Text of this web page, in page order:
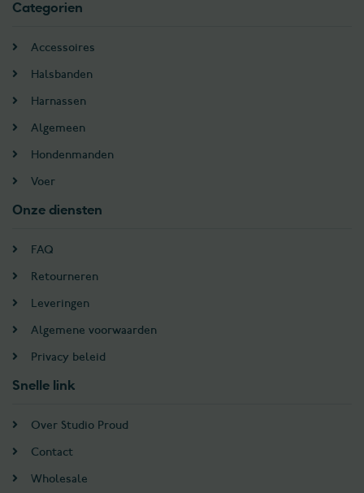
Categorien
Accessoires
Halsbanden
Harnassen
Algemeen
Hondenmanden
Voer
Onze diensten
FAQ
Retourneren
Leveringen
Algemene voorwaarden
Privacy beleid
Snelle link
Over Studio Proud
Contact
Wholesale